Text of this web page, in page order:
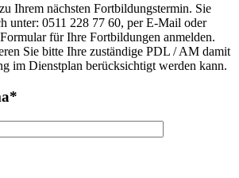
Ihrem nächsten Fortbildungstermin. Sie
unter: 0511 228 77 60, per E-Mail oder
für Ihre Fortbildungen anmelden.
Sie bitte Ihre zuständige PDL / AM damit
im Dienstplan berücksichtigt werden kann.